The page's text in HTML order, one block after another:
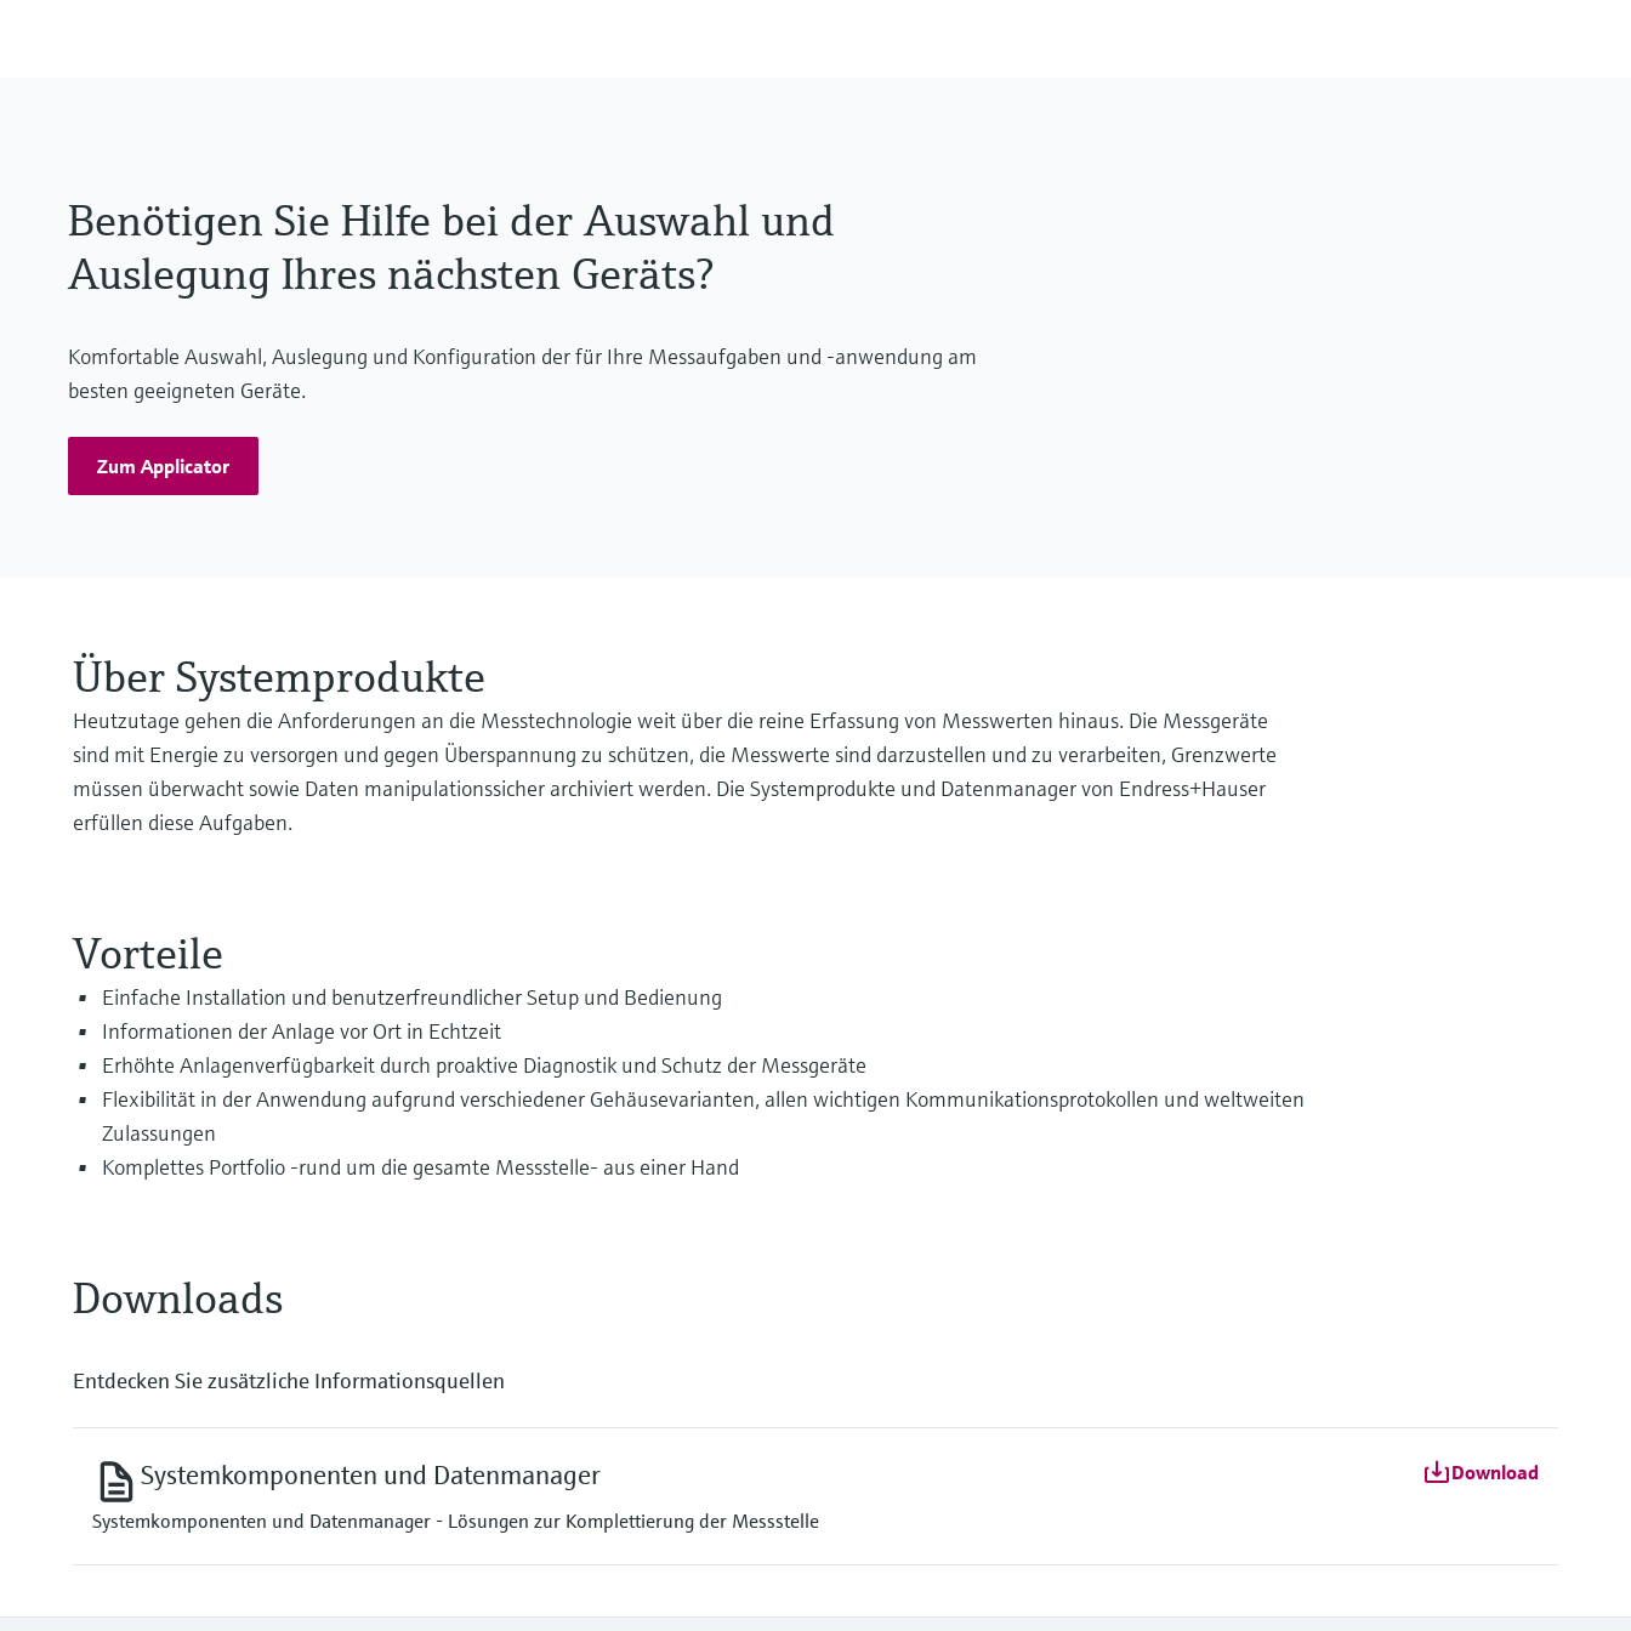
Benötigen Sie Hilfe bei der Auswahl und
Auslegung Ihres nächsten Geräts?
Komfortable Auswahl, Auslegung und Konfiguration der für Ihre Messaufgaben und -anwendung am
besten geeigneten Geräte.
Zum Applicator
Über Systemprodukte
Heutzutage gehen die Anforderungen an die Messtechnologie weit über die reine Erfassung von Messwerten hinaus. Die Messgeräte
sind mit Energie zu versorgen und gegen Überspannung zu schützen, die Messwerte sind darzustellen und zu verarbeiten, Grenzwerte
müssen überwacht sowie Daten manipulationssicher archiviert werden. Die Systemprodukte und Datenmanager von Endress+Hauser
erfüllen diese Aufgaben.
Vorteile
Einfache Installation und benutzerfreundlicher Setup und Bedienung
Informationen der Anlage vor Ort in Echtzeit
Erhöhte Anlagenverfügbarkeit durch proaktive Diagnostik und Schutz der Messgeräte
Flexibilität in der Anwendung aufgrund verschiedener Gehäusevarianten, allen wichtigen Kommunikationsprotokollen und weltweiten
Zulassungen
Komplettes Portfolio -rund um die gesamte Messstelle- aus einer Hand
Downloads
Entdecken Sie zusätzliche Informationsquellen
Systemkomponenten und Datenmanager
Systemkomponenten und Datenmanager - Lösungen zur Komplettierung der Messstelle
Download